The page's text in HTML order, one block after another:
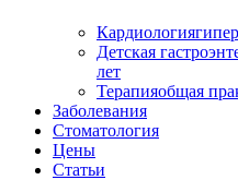
Кардиология
Детская
лет
Терапияобщая
Заболевания
Стоматология
Цены
Статьи